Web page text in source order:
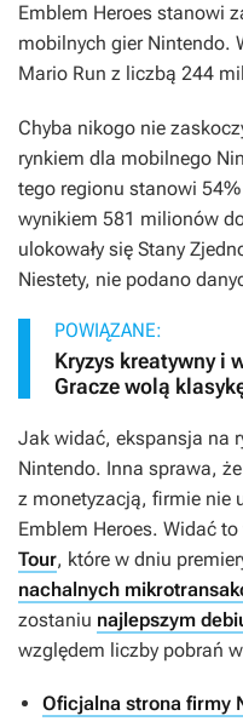
Emblem Heroes stanowi
mobilnych gier Nintendo.
Mario Run z liczbą 244
Chyba nikogo nie
rynkiem dla mobilnego
tego regionu stanowi
wynikiem 581 milionów
ulokowały się Stany
Niestety, nie podano
POWIĄZANE:
Kryzys kreatywny i
Gracze wolą
Jak widać, ekspansja na
Nintendo. Inna sprawa,
z monetyzacją, firmie nie
Emblem Heroes. Widać
Tour, które w dniu
nachalnych
zostaniu najlepszym
względem liczby pobrań
Oficjalna strona firmy